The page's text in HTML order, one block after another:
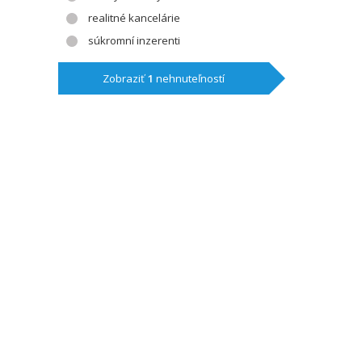
realitné kancelárie
súkromní inzerenti
Zobraziť1 nehnuteľností